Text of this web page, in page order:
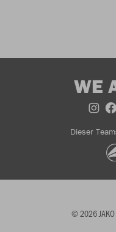
WE
Dieser
© 2026 JAKO